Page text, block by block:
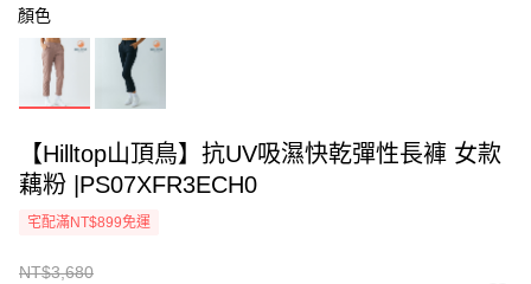
顏色
【Hilltop山頂鳥】抗UV吸濕快乾彈性長褲 女款
藕粉 |PS07XFR3ECH0
宅配滿NT$899免運
NT$3,680